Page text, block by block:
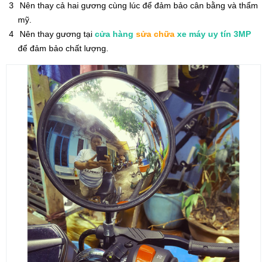
Nên thay cả hai gương cùng lúc để đảm bảo cân bằng và thẩm
mỹ.
Nên thay gương tại cửa hàng sửa chữa xe máy uy tín 3MP
để đảm bảo chất lượng.